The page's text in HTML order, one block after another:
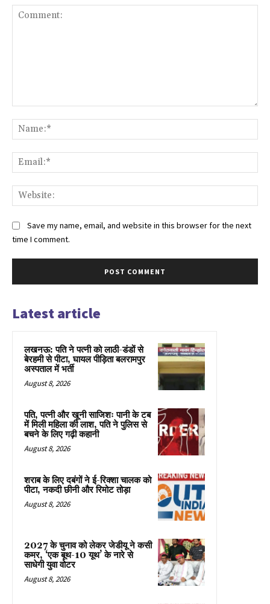
Save my name, email, and website in this browser for the next
time I comment.
Latest article
लखनऊ: पति ने पत्नी को लाठी-डंडों से
बेरहमी से पीटा, घायल पीड़िता बलरामपुर
अस्पताल में भर्ती
August 8, 2026
पति, पत्नी और खूनी साजिशः पानी के टब
में मिली महिला की लाश, पति ने पुलिस से
बचने के लिए गढ़ी कहानी
August 8, 2026
शराब के लिए दबंगों ने ई-रिक्शा चालक को
पीटा, नकदी छीनी और रिमोट तोड़ा
August 8, 2026
2027 के चुनाव को लेकर जेडीयू ने कसी
कमर, ‘एक बूथ-10 यूथ’ के नारे से
साधेगी युवा वोटर
August 8, 2026